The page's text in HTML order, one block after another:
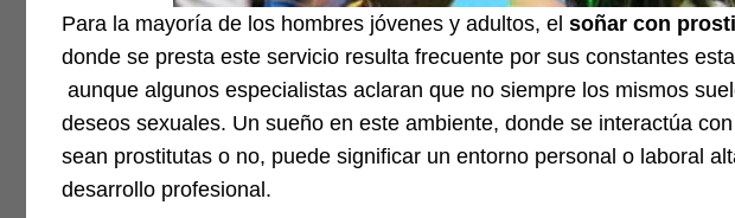
Para la mayoría de los hombres jóvenes y adultos, el soñar con
donde se presta este servicio resulta frecuente por sus constantes
aunque algunos especialistas aclaran que no siempre los mismos
deseos sexuales. Un sueño en este ambiente, donde se interactúa
sean prostitutas o no, puede significar un entorno personal o laboral
desarrollo profesional.